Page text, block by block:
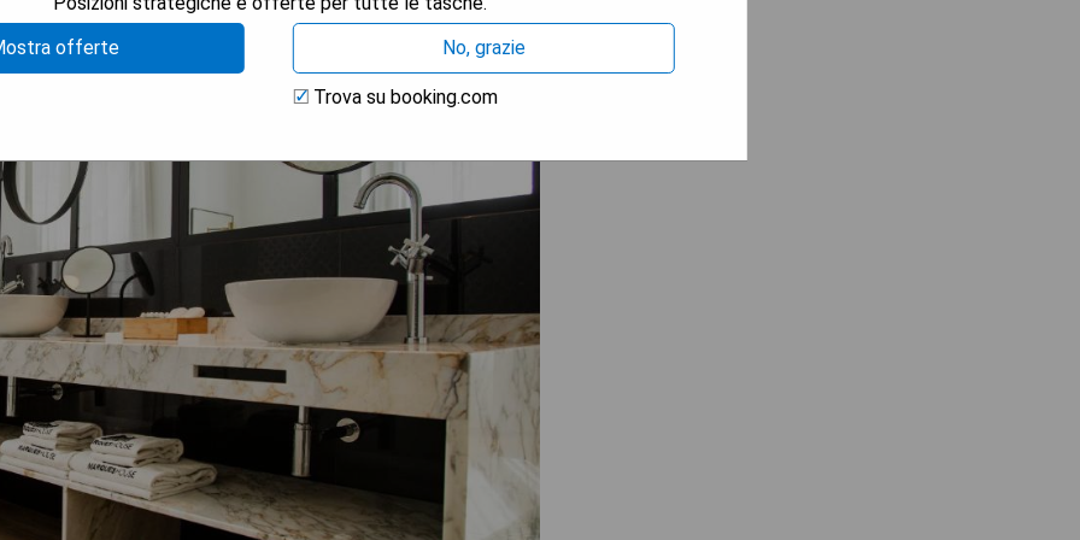
offerte
No, grazie
Trova su booking.com